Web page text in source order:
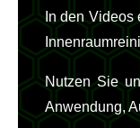
In den Videos
Nutzen Sie
Anwendung,